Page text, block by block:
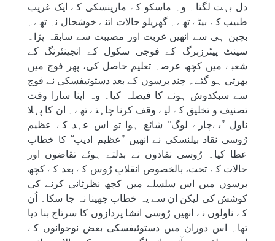
دل بہت لگتا۔ وہ ماسکو کے مارینسکی کے ایک غریب
طبیب کے بیٹے تھے۔ گھریلو حالات اتنے خوشحال نہ تھے۔
بچپن ہی سے انھیں غربت اور مصیبت سے سابقہ پڑا۔
سینٹ پیٹرزبرگ کے فوجی سکول کے انجینئرنگ کے
شعبے میں کچھ عرصہ تعلیم حاصل کی، پھر فوج میں
بھرتی ہو گئے۔ چند برسوں کے بعد دستوئیفسکی نے فوج
سے سبکدوش ہونے کا فیصلہ کیا۔ وہ اپنا سارا وقت
تصنیف و تخلیق کے لیے وقف کرنا چاہتے تھے۔ ان کا پہلا
ناول ’’بےچارے لوگ‘‘ شائع ہوا تو اس عہد کے عظیم
رُوسی نقاد بیلنسکی نے انھیں ’’عظیم ادیب‘‘ کا خطاب
عطا کیا۔ رُوسی نقادوں نے بدلتے ہوئے تقاضوں اور
حالات کے تحت، بالخصوص انقلابِ رُوس کے بعد کے کچھ
برسوں میں اس سلسلے میں کچھ نظرثانی کرنے کی
کوشش کی لیکن ان سے یہ خطاب چھینا نہ جا سکا۔ اُن
کے ناولوں نے انھیں رُوسی انشا پردازوں کا سرتاج بنا دیا
تھا۔ اس دوران میں دستوئیفسکی بعض نوجوانوں کے